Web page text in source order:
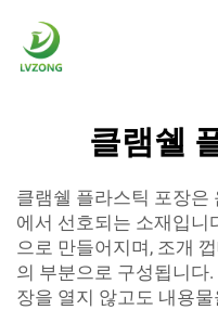
클램쉘
클램쉘 플라스틱 포장은
에서 선호되는 소재입니
으로 만들어지며, 조개
의 부분으로 구성됩니다
장을 열지 않고도 내용